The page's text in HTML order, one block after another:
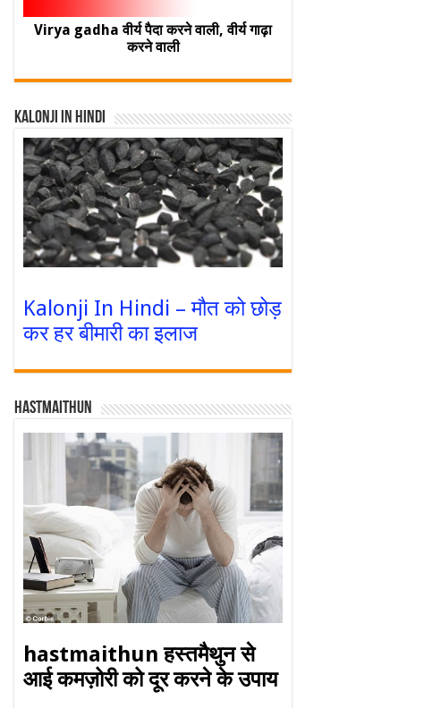
Virya gadha वीर्य पैदा करने वाली, वीर्य गाढ़ा
करने वाली
Kalonji In Hindi
Kalonji In Hindi – मौत को छोड़
कर हर बीमारी का इलाज
Hastmaithun
hastmaithun हस्तमैथुन से
आई कमज़ोरी को दूर करने के उपाय